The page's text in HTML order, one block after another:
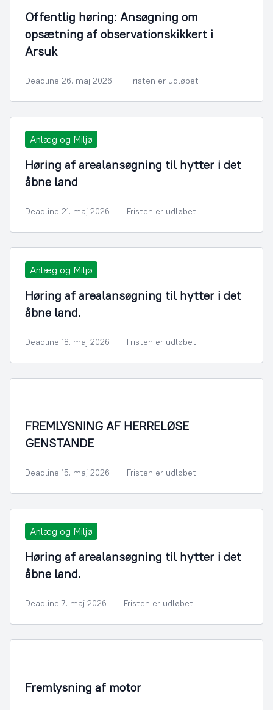
Offentlig høring: Ansøgning om
opsætning af observationskikkert i
Arsuk
Deadline 26. maj 2026 Fristen er udløbet
Anlæg og Miljø
Høring af arealansøgning til hytter i det
åbne land
Deadline 21. maj 2026 Fristen er udløbet
Anlæg og Miljø
Høring af arealansøgning til hytter i det
åbne land.
Deadline 18. maj 2026 Fristen er udløbet
FREMLYSNING AF HERRELØSE
GENSTANDE
Deadline 15. maj 2026 Fristen er udløbet
Anlæg og Miljø
Høring af arealansøgning til hytter i det
åbne land.
Deadline 7. maj 2026 Fristen er udløbet
Fremlysning af motor